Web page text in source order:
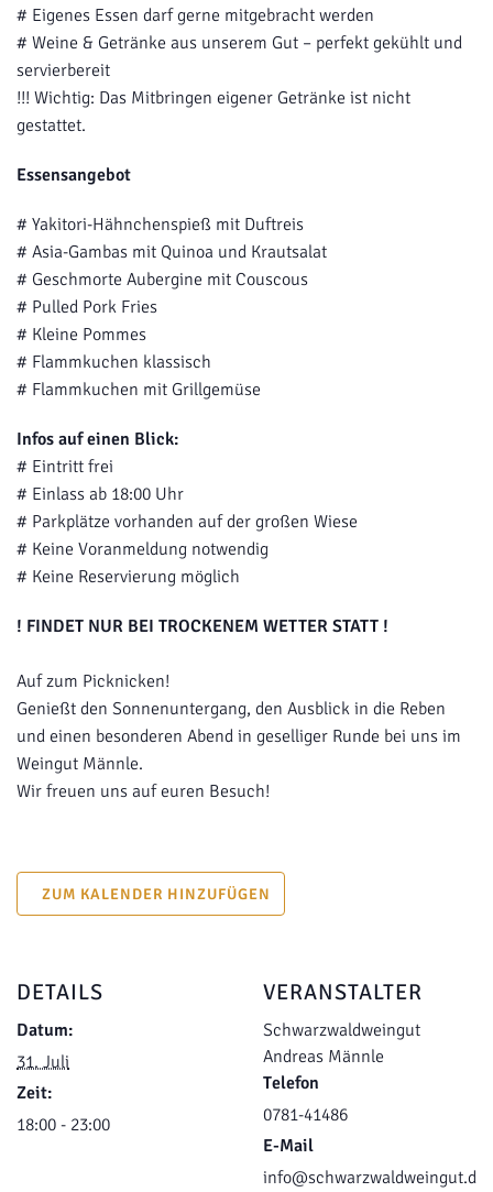
# Eigenes Essen darf gerne mitgebracht werden
# Weine & Getränke aus unserem Gut – perfekt gekühlt und
servierbereit
!!! Wichtig: Das Mitbringen eigener Getränke ist nicht
gestattet.
Essensangebot
# Yakitori-Hähnchenspieß mit Duftreis
# Asia-Gambas mit Quinoa und Krautsalat
# Geschmorte Aubergine mit Couscous
# Pulled Pork Fries
# Kleine Pommes
# Flammkuchen klassisch
# Flammkuchen mit Grillgemüse
Infos auf einen Blick:
# Eintritt frei
# Einlass ab 18:00 Uhr
# Parkplätze vorhanden auf der großen Wiese
# Keine Voranmeldung notwendig
# Keine Reservierung möglich
! FINDET NUR BEI TROCKENEM WETTER STATT !
Auf zum Picknicken!
Genießt den Sonnenuntergang, den Ausblick in die Reben
und einen besonderen Abend in geselliger Runde bei uns im
Weingut Männle.
Wir freuen uns auf euren Besuch!
ZUM KALENDER HINZUFÜGEN
DETAILS
Datum:
31. Juli
Zeit:
18:00 - 23:00
VERANSTALTER
Schwarzwaldweingut
Andreas Männle
Telefon
0781-41486
E-Mail
info@schwarzwaldweingut.d